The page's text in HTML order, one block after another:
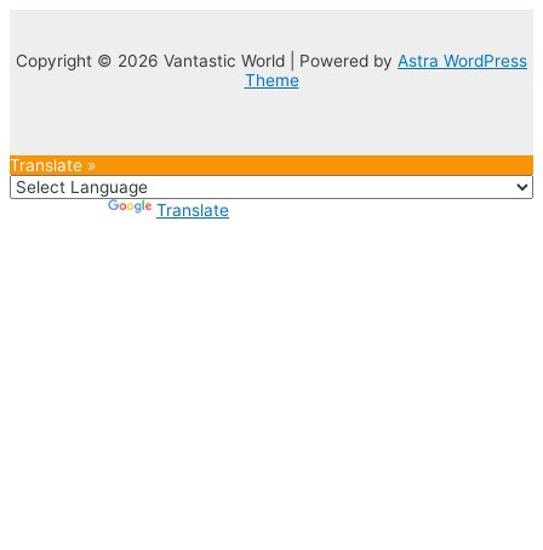
Copyright © 2026 Vantastic World | Powered by Astra WordPress
Theme
Translate »
Translate